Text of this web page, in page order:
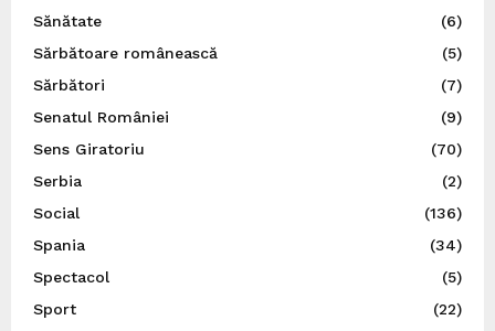
Sănătate
(6)
Sărbătoare românească
(5)
Sărbători
(7)
Senatul României
(9)
Sens Giratoriu
(70)
Serbia
(2)
Social
(136)
Spania
(34)
Spectacol
(5)
Sport
(22)